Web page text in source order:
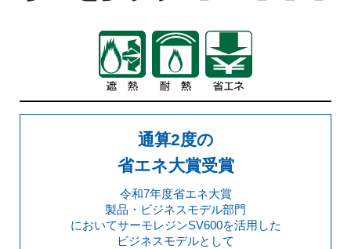
通算2度の
省エネ大賞受賞
令和7年度省エネ大賞
製品・ビジネスモデル部門
においてサーモレジンSV600を活用した
ビジネスモデルとして